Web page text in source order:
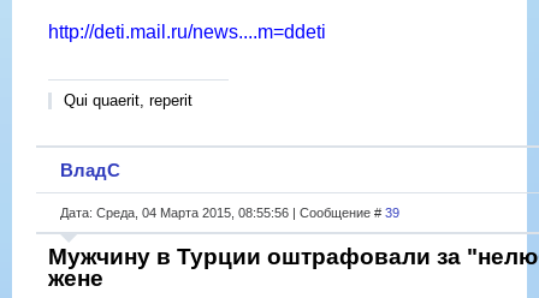
http://deti.mail.ru/news....m=ddeti
Qui quaerit, reperit
ВладС
Дата: Среда, 04 Марта 2015, 08:55:56 | Сообщение # 39
Мужчину в Турции оштрафовали за
жене